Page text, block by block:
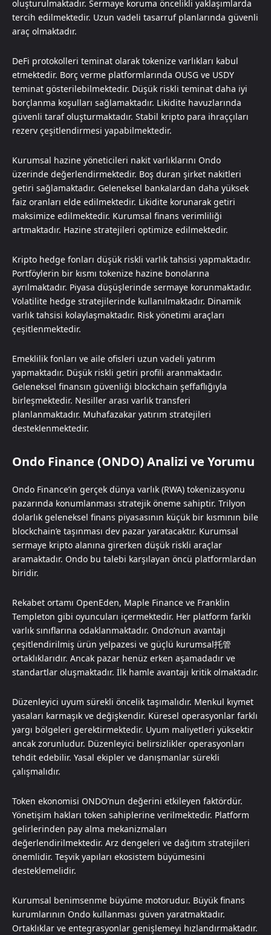
oluşturulmaktadır. Sermaye koruma öncelikli yaklaşımlarda
tercih edilmektedir. Uzun vadeli tasarruf planlarında güvenli
araç olmaktadır.
DeFi protokolleri teminat olarak tokenize varlıkları kabul
etmektedir. Borç verme platformlarında OUSG ve USDY
teminat gösterilebilmektedir. Düşük riskli teminat daha iyi
borçlanma koşulları sağlamaktadır. Likidite havuzlarında
güvenli taraf oluşturmaktadır. Stabil kripto para ihraççıları
rezerv çeşitlendirmesi yapabilmektedir.
Kurumsal hazine yöneticileri nakit varlıklarını Ondo
üzerinde değerlendirmektedir. Boş duran şirket nakitleri
getiri sağlamaktadır. Geleneksel bankalardan daha yüksek
faiz oranları elde edilmektedir. Likidite korunarak getiri
maksimize edilmektedir. Kurumsal finans verimliliği
artmaktadır. Hazine stratejileri optimize edilmektedir.
Kripto hedge fonları düşük riskli varlık tahsisi yapmaktadır.
Portföylerin bir kısmı tokenize hazine bonolarına
ayrılmaktadır. Piyasa düşüşlerinde sermaye korunmaktadır.
Volatilite hedge stratejilerinde kullanılmaktadır. Dinamik
varlık tahsisi kolaylaşmaktadır. Risk yönetimi araçları
çeşitlenmektedir.
Emeklilik fonları ve aile ofisleri uzun vadeli yatırım
yapmaktadır. Düşük riskli getiri profili aranmaktadır.
Geleneksel finansın güvenliği blockchain şeffaflığıyla
birleşmektedir. Nesiller arası varlık transferi
planlanmaktadır. Muhafazakar yatırım stratejileri
desteklenmektedir.
Ondo Finance (ONDO) Analizi ve Yorumu
Ondo Finance’in gerçek dünya varlık (RWA) tokenizasyonu
pazarında konumlanması stratejik öneme sahiptir. Trilyon
dolarlık geleneksel finans piyasasının küçük bir kısmının bile
blockchain’e taşınması dev pazar yaratacaktır. Kurumsal
sermaye kripto alanına girerken düşük riskli araçlar
aramaktadır. Ondo bu talebi karşılayan öncü platformlardan
biridir.
Rekabet ortamı OpenEden, Maple Finance ve Franklin
Templeton gibi oyuncuları içermektedir. Her platform farklı
varlık sınıflarına odaklanmaktadır. Ondo’nun avantajı
çeşitlendirilmiş ürün yelpazesi ve güçlü kurumsal托管
ortaklıklarıdır. Ancak pazar henüz erken aşamadadır ve
standartlar oluşmaktadır. İlk hamle avantajı kritik olmaktadır.
Düzenleyici uyum sürekli öncelik taşımalıdır. Menkul kıymet
yasaları karmaşık ve değişkendir. Küresel operasyonlar farklı
yargı bölgeleri gerektirmektedir. Uyum maliyetleri yüksektir
ancak zorunludur. Düzenleyici belirsizlikler operasyonları
tehdit edebilir. Yasal ekipler ve danışmanlar sürekli
çalışmalıdır.
Token ekonomisi ONDO’nun değerini etkileyen faktördür.
Yönetişim hakları token sahiplerine verilmektedir. Platform
gelirlerinden pay alma mekanizmaları
değerlendirilmektedir. Arz dengeleri ve dağıtım stratejileri
önemlidir. Teşvik yapıları ekosistem büyümesini
desteklemelidir.
Kurumsal benimsenme büyüme motorudur. Büyük finans
kurumlarının Ondo kullanması güven yaratmaktadır.
Ortaklıklar ve entegrasyonlar genişlemeyi hızlandırmaktadır.